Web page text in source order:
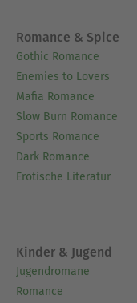
Romance & Spice
Gothic Romance
Enemies to Lovers
Mafia Romance
Slow Burn Romance
Sports Romance
Dark Romance
Erotische Literatur
Kinder & Jugend
Jugendromane
Romance